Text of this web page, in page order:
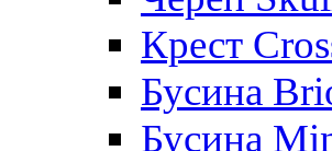
Крест
Бусина
Бусина